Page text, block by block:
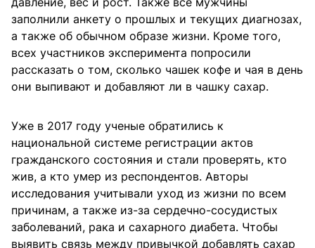
заполнили анкету о прошлых и текущих диагнозах,
а также об обычном образе жизни. Кроме того,
всех участников эксперимента попросили
рассказать о том, сколько чашек кофе и чая в день
они выпивают и добавляют ли в чашку сахар.
Уже в 2017 году ученые обратились к
национальной системе регистрации актов
гражданского состояния и стали проверять, кто
жив, а кто умер из респондентов. Авторы
исследования учитывали уход из жизни по всем
причинам, а также из-за сердечно-сосудистых
заболеваний, рака и сахарного диабета. Чтобы
выявить связь между привычкой добавлять сахар